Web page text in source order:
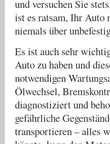
und versuchen Sie
ist es ratsam, Ihr Auto
niemals über
Es ist auch sehr
Auto zu haben und
notwendigen
Ölwechsel,
diagnostiziert und
gefährliche
transportieren – alles